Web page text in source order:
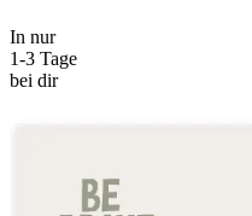
In nur
1-3 Tage
bei dir